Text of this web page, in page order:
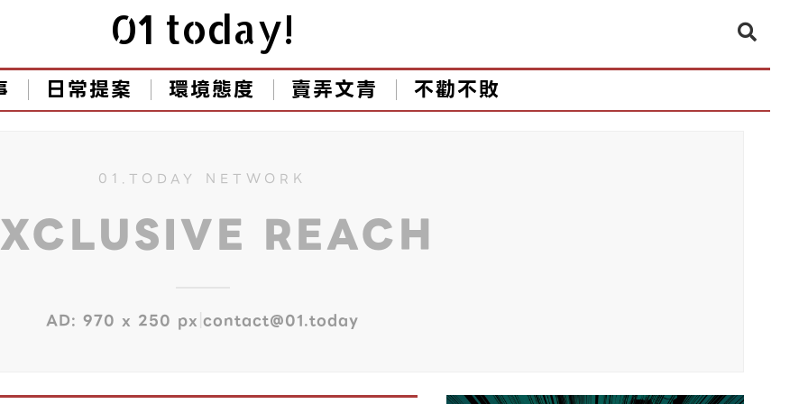
01 today!
日常提案 環境態度 賣弄文青 不勸不敗
01.TODAY NETWORK
REACH
AD: 970 x 250 px|contact@01.today